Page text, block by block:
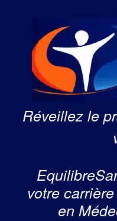
Réveillez le
votre
en